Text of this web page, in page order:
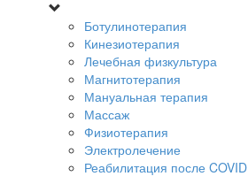
Ботулинотерапия
Кинезиотерапия
Лечебная физкультура
Магнитотерапия
Мануальная терапия
Массаж
Физиотерапия
Электролечение
Реабилитация после COVID